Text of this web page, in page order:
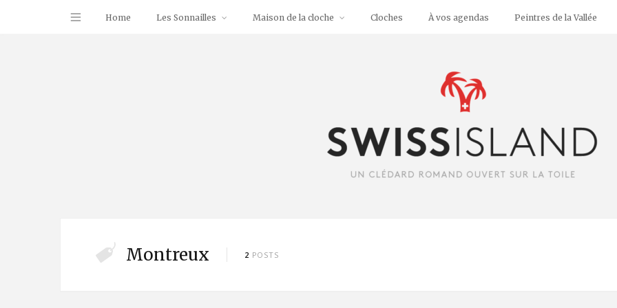
Home Les Sonnailles Maison de la cloche Cloches À vos agendas Peintres de la Vallée
Montreux 2 POSTS